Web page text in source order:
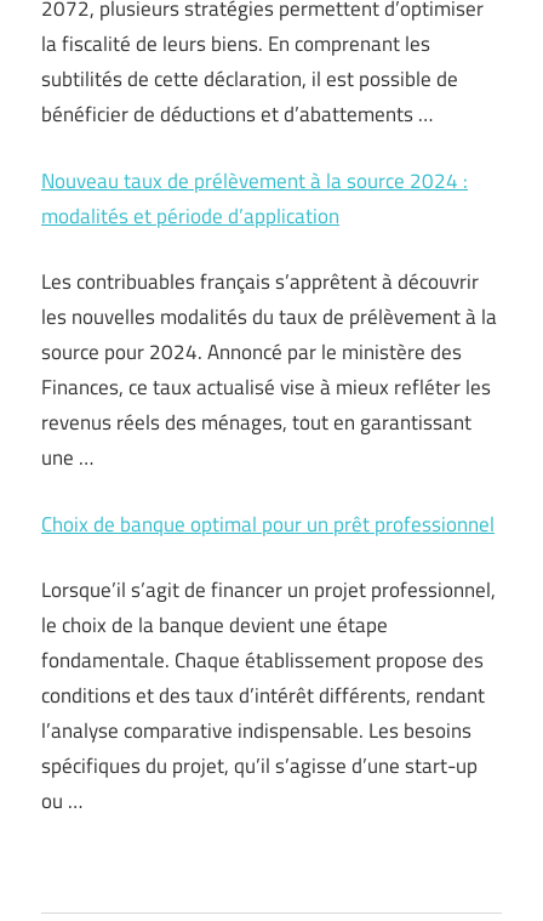
2072, plusieurs stratégies permettent d’optimiser
la fiscalité de leurs biens. En comprenant les
subtilités de cette déclaration, il est possible de
bénéficier de déductions et d’abattements …
Nouveau taux de prélèvement à la source 2024 :
modalités et période d’application
Les contribuables français s’apprêtent à découvrir
les nouvelles modalités du taux de prélèvement à la
source pour 2024. Annoncé par le ministère des
Finances, ce taux actualisé vise à mieux refléter les
revenus réels des ménages, tout en garantissant
une …
Choix de banque optimal pour un prêt professionnel
Lorsque’il s’agit de financer un projet professionnel,
le choix de la banque devient une étape
fondamentale. Chaque établissement propose des
conditions et des taux d’intérêt différents, rendant
l’analyse comparative indispensable. Les besoins
spécifiques du projet, qu’il s’agisse d’une start-up
ou …